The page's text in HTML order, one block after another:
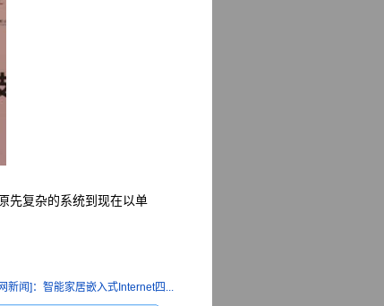
先复杂的系统到现在以单
新闻]：智能家居嵌入式Internet四...